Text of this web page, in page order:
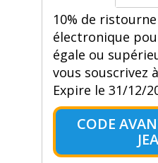
10% de
électronique
égale ou
vous souscrivez
Expire le 31/12/
CODE